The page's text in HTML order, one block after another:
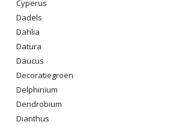
Cyperus
Dadels
Dahlia
Datura
Daucus
Decoratiegroen
Delphinium
Dendrobium
Dianthus